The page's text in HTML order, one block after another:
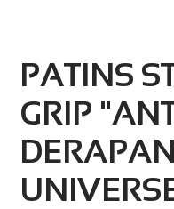
PATINS
GRIP